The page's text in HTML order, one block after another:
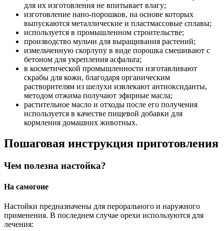
для их изготовления не впитывает влагу;
изготовление нано-порошков, на основе которых
выпускаются металлические и пластмассовые сплавы;
используется в промышленном строительстве;
производство мульчи для выращивания растений;
измельченную скорлупу в виде порошка смешивают с
бетоном для укрепления асфальта;
в косметической промышленности изготавливают
скрабы для кожи, благодаря органическим
растворителям из шелухи извлекают антиоксиданты,
методом отжима получают эфирные масла;
растительное масло и отходы после его получения
используется в качестве пищевой добавки для
кормления домашних животных.
Пошаговая инструкция приготовления
Чем полезна настойка?
На самогоне
Настойки предназначены для перорального и наружного
применения. В последнем случае орехи используются для
лечения: